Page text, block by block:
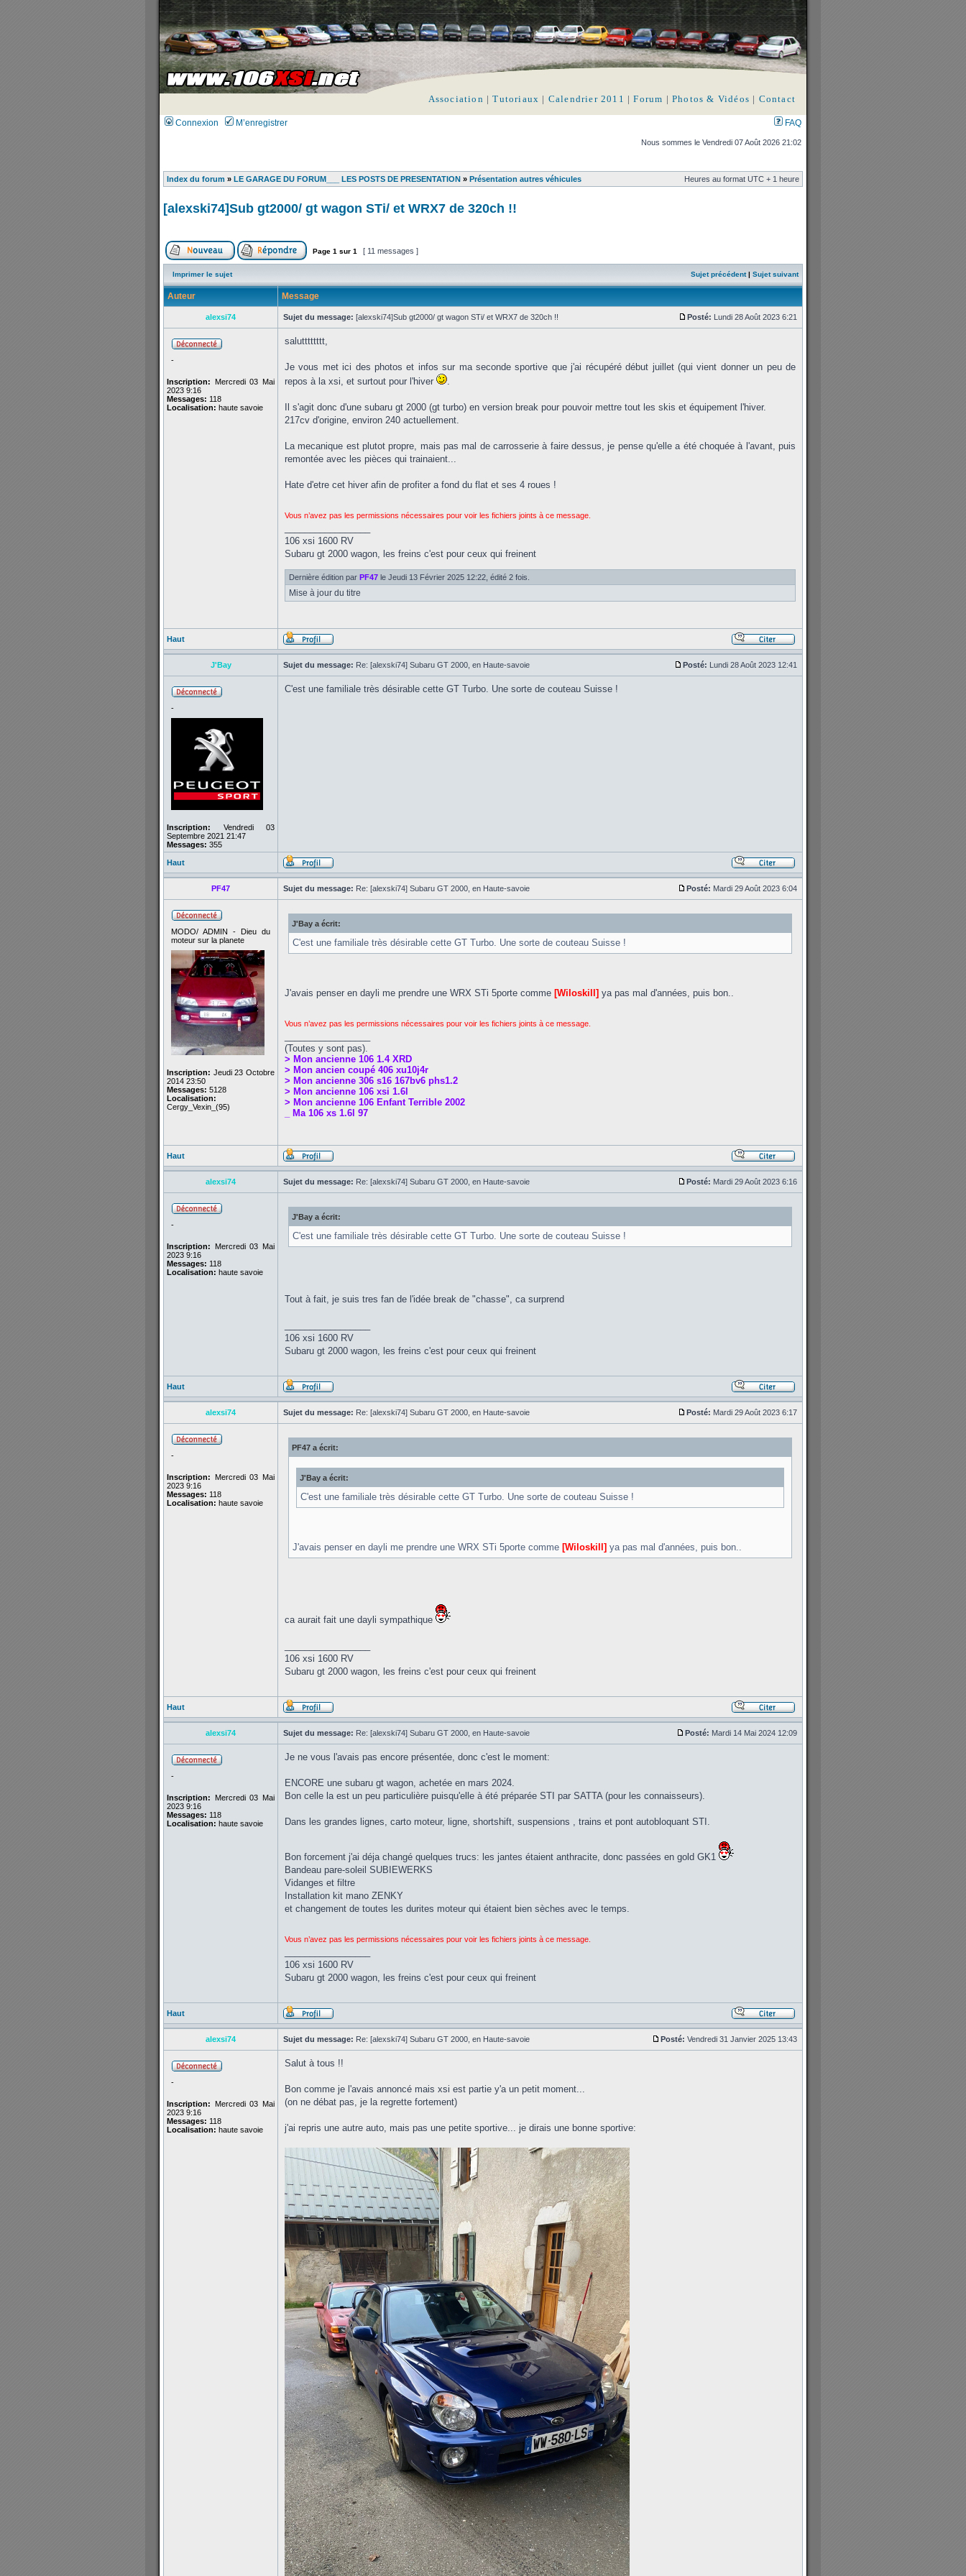
Association |Tutoriaux | Calendrier 2011 |Forum | Photos & Vidéos | Contact
Connexion M’enregistrer FAQ
Nous sommes le Vendredi 07 Août 2026 21:02
Index du forum » LE GARAGE DU FORUM___ LES POSTS DE PRESENTATION » Présentation autres véhicules Heures au format UTC + 1 heure
[alexski74]Sub gt2000/ gt wagon STi/ et WRX7 de 320ch !!
Page 1 sur 1 [ 11 messages ]
Imprimer le sujet Sujet précédent| Sujet suivant
Auteur Message
alexsi74 Sujet du message: [alexski74]Sub gt2000/ gt wagon STi/ et WRX7 de 320ch !! Posté: Lundi 28 Août 2023 6:21
-
Inscription: Mercredi 03 Mai
2023 9:16
Messages: 118
Localisation: haute savoie
salutttttttt,
Je vous met ici des photos et infos sur ma seconde sportive que j'ai récupéré début juillet (qui vient donner un peu de
repos à la xsi, et surtout pour l'hiver
.
Il s'agit donc d'une subaru gt 2000 (gt turbo) en version break pour pouvoir mettre tout les skis et équipement l'hiver.
217cv d'origine, environ 240 actuellement.
La mecanique est plutot propre, mais pas mal de carrosserie à faire dessus, je pense qu'elle a été choquée à l'avant, puis
remontée avec les pièces qui trainaient...
Hate d'etre cet hiver afin de profiter a fond du flat et ses 4 roues !
Vous n’avez pas les permissions nécessaires pour voir les fichiers joints à ce message.
106 xsi 1600 RV
Subaru gt 2000 wagon, les freins c'est pour ceux qui freinent
Dernière édition par PF47 le Jeudi 13 Février 2025 12:22, édité 2 fois.
Mise à jour du titre
Haut
J'Bay Sujet du message: Re: [alexski74] Subaru GT 2000, en Haute-savoie Posté: Lundi 28 Août 2023 12:41
-
Inscription: Vendredi 03
Septembre 2021 21:47
Messages: 355
C'est une familiale très désirable cette GT Turbo. Une sorte de couteau Suisse !
Haut
PF47 Sujet du message: Re: [alexski74] Subaru GT 2000, en Haute-savoie Posté: Mardi 29 Août 2023 6:04
MODO/ ADMIN - Dieu du
moteur sur la planete
Inscription: Jeudi 23 Octobre
2014 23:50
Messages: 5128
Localisation:
Cergy_Vexin_(95)
J'Bay a écrit:
C'est une familiale très désirable cette GT Turbo. Une sorte de couteau Suisse !
J'avais penser en dayli me prendre une WRX STi 5porte comme [Wiloskill] ya pas mal d'années, puis bon..
Vous n’avez pas les permissions nécessaires pour voir les fichiers joints à ce message.
(Toutes y sont pas).
> Mon ancienne 106 1.4 XRD
> Mon ancien coupé 406 xu10j4r
> Mon ancienne 306 s16 167bv6 phs1.2
> Mon ancienne 106 xsi 1.6l
> Mon ancienne 106 Enfant Terrible 2002
_ Ma 106 xs 1.6l 97
Haut
alexsi74 Sujet du message: Re: [alexski74] Subaru GT 2000, en Haute-savoie Posté: Mardi 29 Août 2023 6:16
-
Inscription: Mercredi 03 Mai
2023 9:16
Messages: 118
Localisation: haute savoie
J'Bay a écrit:
C'est une familiale très désirable cette GT Turbo. Une sorte de couteau Suisse !
Tout à fait, je suis tres fan de l'idée break de "chasse", ca surprend
106 xsi 1600 RV
Subaru gt 2000 wagon, les freins c'est pour ceux qui freinent
Haut
alexsi74 Sujet du message: Re: [alexski74] Subaru GT 2000, en Haute-savoie Posté: Mardi 29 Août 2023 6:17
-
Inscription: Mercredi 03 Mai
2023 9:16
Messages: 118
Localisation: haute savoie
PF47 a écrit:
J'Bay a écrit:
C'est une familiale très désirable cette GT Turbo. Une sorte de couteau Suisse !
J'avais penser en dayli me prendre une WRX STi 5porte comme [Wiloskill] ya pas mal d'années, puis bon..
ca aurait fait une dayli sympathique
106 xsi 1600 RV
Subaru gt 2000 wagon, les freins c'est pour ceux qui freinent
Haut
alexsi74 Sujet du message: Re: [alexski74] Subaru GT 2000, en Haute-savoie Posté: Mardi 14 Mai 2024 12:09
-
Inscription: Mercredi 03 Mai
2023 9:16
Messages: 118
Localisation: haute savoie
Je ne vous l'avais pas encore présentée, donc c'est le moment:
ENCORE une subaru gt wagon, achetée en mars 2024.
Bon celle la est un peu particulière puisqu'elle à été préparée STI par SATTA (pour les connaisseurs).
Dans les grandes lignes, carto moteur, ligne, shortshift, suspensions , trains et pont autobloquant STI.
Bon forcement j'ai déja changé quelques trucs: les jantes étaient anthracite, donc passées en gold GK1
Bandeau pare-soleil SUBIEWERKS
Vidanges et filtre
Installation kit mano ZENKY
et changement de toutes les durites moteur qui étaient bien sèches avec le temps.
Vous n’avez pas les permissions nécessaires pour voir les fichiers joints à ce message.
106 xsi 1600 RV
Subaru gt 2000 wagon, les freins c'est pour ceux qui freinent
Haut
alexsi74 Sujet du message: Re: [alexski74] Subaru GT 2000, en Haute-savoie Posté: Vendredi 31 Janvier 2025 13:43
-
Inscription: Mercredi 03 Mai
2023 9:16
Messages: 118
Localisation: haute savoie
Salut à tous !!
Bon comme je l'avais annoncé mais xsi est partie y'a un petit moment...
(on ne débat pas, je la regrette fortement)
j'ai repris une autre auto, mais pas une petite sportive... je dirais une bonne sportive: